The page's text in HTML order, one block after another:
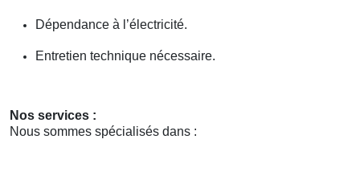
Dépendance à l’électricité.
Entretien technique nécessaire.
Nos services :
Nous sommes spécialisés dans :